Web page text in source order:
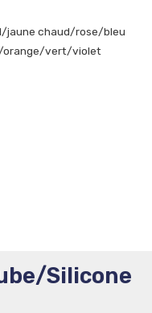
jaune chaud/rose/bleu
orange/vert/violet
Silicone